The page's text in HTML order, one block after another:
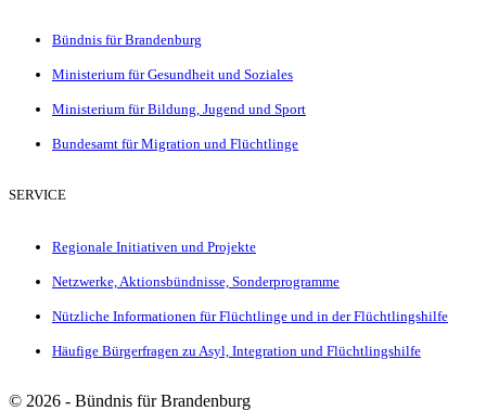
Bündnis für Brandenburg
Ministerium für Gesundheit und Soziales
Ministerium für Bildung, Jugend und Sport
Bundesamt für Migration und Flüchtlinge
SERVICE
Regionale Initiativen und Projekte
Netzwerke, Aktionsbündnisse, Sonderprogramme
Nützliche Informationen für Flüchtlinge und in der Flüchtlingshilfe
Häufige Bürgerfragen zu Asyl, Integration und Flüchtlingshilfe
© 2026 - Bündnis für Brandenburg